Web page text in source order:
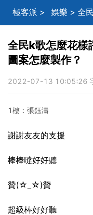
極客派 > 娛樂 > 全
樣評論圖案怎麼製作？
全民k歌怎麼花樣
圖案怎麼製作？
2022-07-13 10:05:26
1樓：張鈺濤
謝謝友友的支援
棒棒噠好好聽
贊(☆_☆)贊
超級棒好好聽